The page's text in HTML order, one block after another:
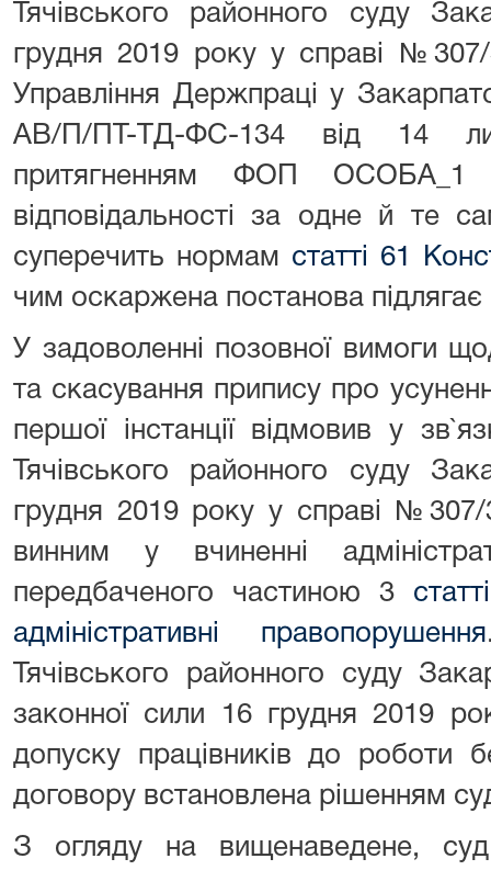
Тячівського районного суду
грудня 2019 року у справі
Управління Держпраці у
АВ/П/ПТ-ТД-ФС-134 від 14
притягненням ФОП
відповідальності за одне й те
суперечить нормам статті 61
чим оскаржена постанова
У задоволенні позовної вимоги
та скасування припису про
першої інстанції відмовив у
Тячівського районного суду
грудня 2019 року у справі
винним у вчиненні
передбаченого частиною 3
адміністративні правопорушення
Тячівського районного суду
законної сили 16 грудня 2019
допуску працівників до роботи
договору встановлена рішенням
З огляду на вищенаведене, суд